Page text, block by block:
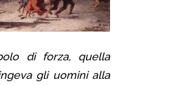
di forza, quella
gli uomini alla